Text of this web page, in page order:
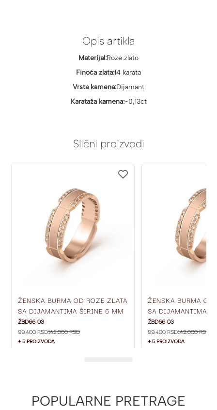
Opis artikla
Materijal:Roze zlato
Finoća zlata:14 karata
Vrsta kamena:Dijamant
Karataža kamena:~0,13ct
Slični proizvodi
ŽENSKA BURMA OD ROZE ZLATA
SA DIJAMANTIMA ŠIRINE 6 MM
ŽBD66-03
ŽBD66-03
99.400 RSD142.000 RSD
+ 5 PROIZVODA
ŽENSKA BURMA OD
SA DIJAMANTIMA
ŽBD66-03
ŽBD66-03
99.400 RSD142.000 RSD
+ 5 PROIZVODA
POPULARNE PRETRAGE